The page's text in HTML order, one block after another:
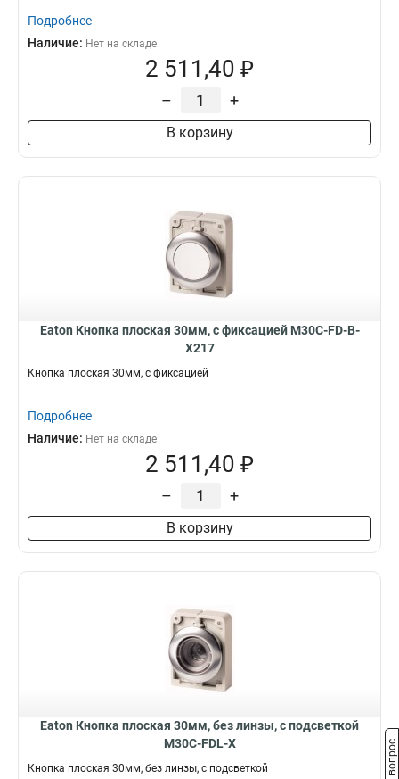
Подробнее
Наличие: Нет на складе
2 511,40 ₽
– +
В корзину
Eaton Кнопка плоская 30мм, с фиксацией M30C-FD-B-
X217
Кнопка плоская 30мм, с фиксацией
Подробнее
Наличие: Нет на складе
2 511,40 ₽
– +
В корзину
Eaton Кнопка плоская 30мм, без линзы, с подсветкой
M30C-FDL-X
Кнопка плоская 30мм, без линзы, с подсветкой